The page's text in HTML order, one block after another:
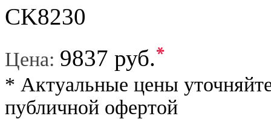
CK8230
Цена: 9837 руб.*
* Актуальные цены
публичной офертой